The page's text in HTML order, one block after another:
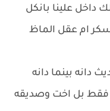
داخل علينا بانكل
ام عقل الماظ
بينما دانه
فقط بل اخت وصديقه